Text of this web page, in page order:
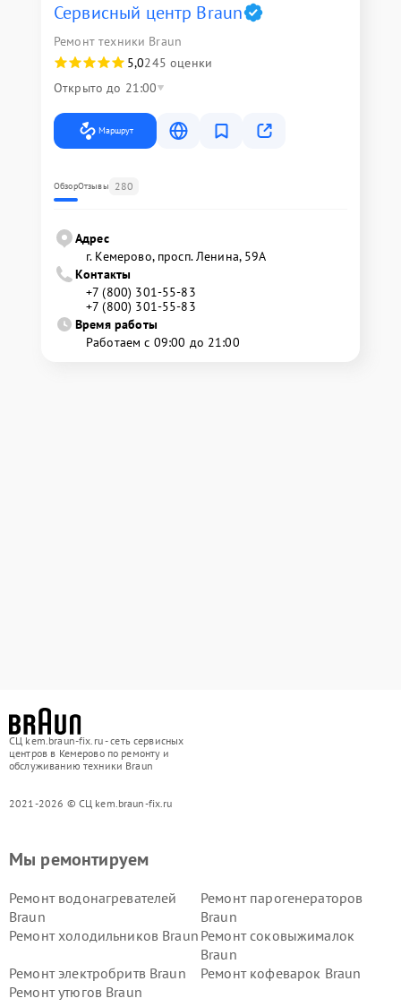
Сервисный центр Braun
Ремонт техники Braun
5,0245 оценки
Открыто до 21:00
Маршрут
ОбзорОтзывы 280
Адрес
г. Кемерово, просп. Ленина, 59А
Контакты
+7 (800) 301-55-83
+7 (800) 301-55-83
Время работы
Работаем с 09:00 до 21:00
СЦ kem.braun-fix.ru - сеть сервисных
центров в Кемерово по ремонту и
обслуживанию техники Braun
2021-2026 © СЦ kem.braun-fix.ru
Мы ремонтируем
Ремонт водонагревателей
Braun
Ремонт парогенераторов
Braun
Ремонт холодильников Braun Ремонт соковыжималок
Braun
Ремонт электробритв Braun
Ремонт кофеварок Braun
Ремонт утюгов Braun